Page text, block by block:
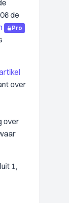
de
Pro
over
over
1,